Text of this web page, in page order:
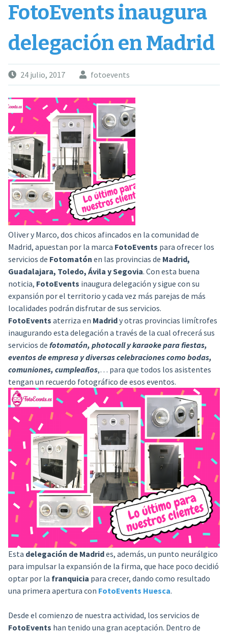
FotoEvents inaugura
delegación en Madrid
24 julio, 2017 fotoevents
Oliver y Marco, dos chicos afincados en la comunidad de
Madrid, apuestan por la marca FotoEvents para ofrecer los
servicios de Fotomatón en las provincias de Madrid,
Guadalajara, Toledo, Ávila y Segovia. Con esta buena
noticia, FotoEvents inaugura delegación y sigue con su
expansión por el territorio y cada vez más parejas de más
localidades podrán disfrutar de sus servicios.
FotoEvents aterriza en Madridy otras provincias limítrofes
inaugurando esta delegación a través de la cual ofrecerá sus
servicios de fotomatón, photocall y karaoke para fiestas,
eventos de empresa y diversas celebraciones como bodas,
comuniones, cumpleaños,… para que todos los asistentes
tengan un recuerdo fotográfico de esos eventos.
Esta delegación de Madrides, además, un punto neurálgico
para impulsar la expansión de la firma, que hace poco decidió
optar por la franquicia para crecer, dando como resultado
una primera apertura con FotoEvents Huesca.
Desde el comienzo de nuestra actividad, los servicios de
FotoEvents han tenido una gran aceptación. Dentro de